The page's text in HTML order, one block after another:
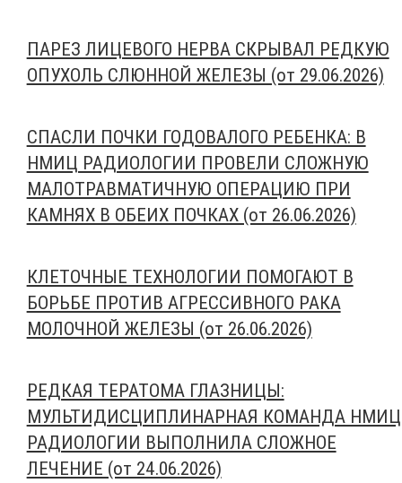
ПАРЕЗ ЛИЦЕВОГО НЕРВА СКРЫВАЛ РЕДКУЮ
ОПУХОЛЬ СЛЮННОЙ ЖЕЛЕЗЫ (от 29.06.2026)
СПАСЛИ ПОЧКИ ГОДОВАЛОГО РЕБЕНКА: В
НМИЦ РАДИОЛОГИИ ПРОВЕЛИ СЛОЖНУЮ
МАЛОТРАВМАТИЧНУЮ ОПЕРАЦИЮ ПРИ
КАМНЯХ В ОБЕИХ ПОЧКАХ (от 26.06.2026)
КЛЕТОЧНЫЕ ТЕХНОЛОГИИ ПОМОГАЮТ В
БОРЬБЕ ПРОТИВ АГРЕССИВНОГО РАКА
МОЛОЧНОЙ ЖЕЛЕЗЫ (от 26.06.2026)
РЕДКАЯ ТЕРАТОМА ГЛАЗНИЦЫ:
МУЛЬТИДИСЦИПЛИНАРНАЯ КОМАНДА НМИЦ
РАДИОЛОГИИ ВЫПОЛНИЛА СЛОЖНОЕ
ЛЕЧЕНИЕ (от 24.06.2026)